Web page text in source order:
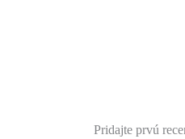
Pridajte prvú